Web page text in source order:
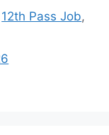
12th Pass Job,